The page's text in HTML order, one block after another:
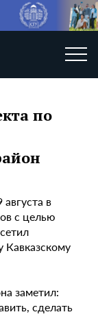
по
в
с целью
заметил:
сделать